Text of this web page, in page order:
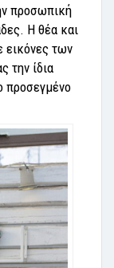
προσωπική
Η θέα και
εικόνες των
την ίδια
προσεγμένο